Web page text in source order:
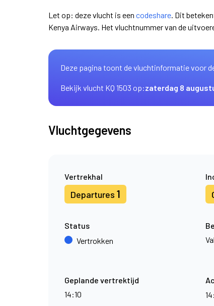
Let op: deze vlucht is een codeshare. Dit
Kenya Airways. Het vluchtnummer van de
Deze pagina toont de vluchtinformatie voor
Bekijk vlucht KQ 1503 op:zaterdag 8
Vluchtgegevens
Vertrekhal
Departures 1
Status
Vertrokken
Geplande vertrektijd
14:10